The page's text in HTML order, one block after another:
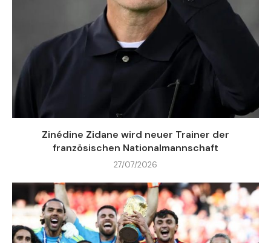
Zinédine Zidane wird neuer Trainer der
französischen Nationalmannschaft
27/07/2026